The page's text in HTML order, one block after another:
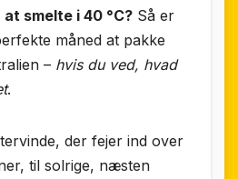
smelte i 40 °C? Så er
måned at pakke
– hvis du ved, hvad
.
der fejer ind over
til solrige, næsten